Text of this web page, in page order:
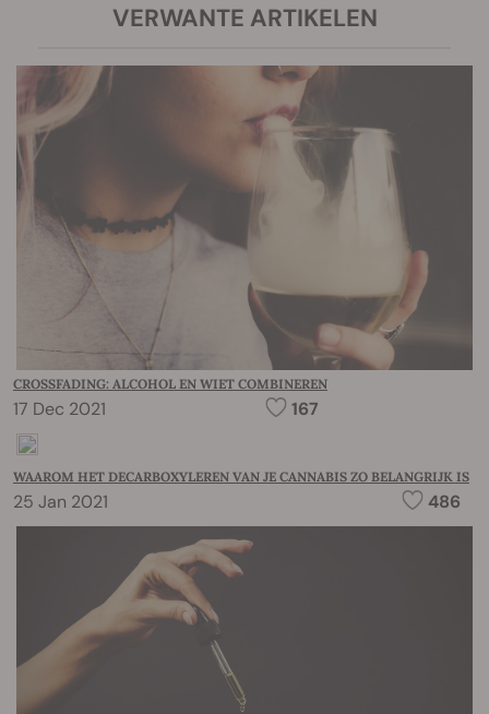
VERWANTE ARTIKELEN
CROSSFADING: ALCOHOL EN WIET COMBINEREN
17 Dec 2021 167
WAAROM HET DECARBOXYLEREN VAN JE CANNABIS ZO BELANGRIJK IS
25 Jan 2021 486